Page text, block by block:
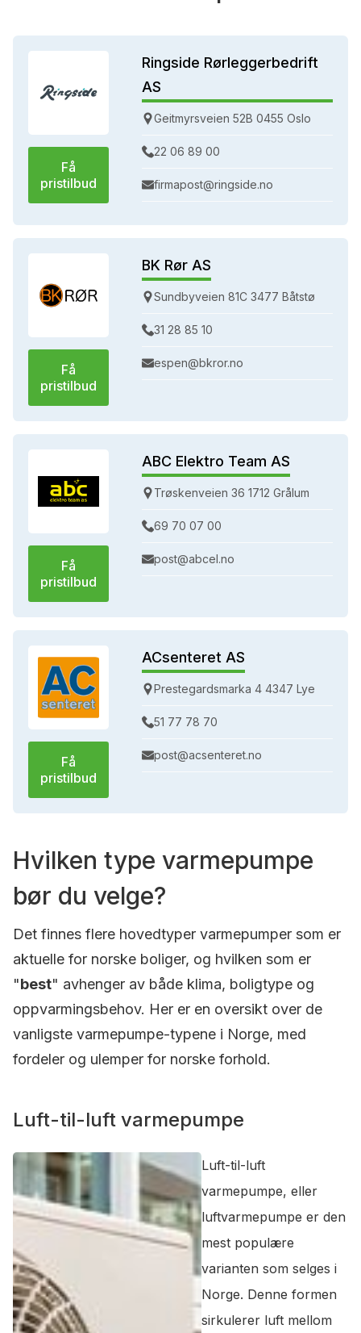
Få
pristilbud
Ringside Rørleggerbedrift
AS
Geitmyrsveien 52B 0455 Oslo
22 06 89 00
firmapost@ringside.no
Få
pristilbud
BK Rør AS
Sundbyveien 81C 3477 Båtstø
31 28 85 10
espen@bkror.no
Få
pristilbud
ABC Elektro Team AS
Trøskenveien 36 1712 Grålum
69 70 07 00
post@abcel.no
Få
pristilbud
ACsenteret AS
Prestegardsmarka 4 4347 Lye
51 77 78 70
post@acsenteret.no
Hvilken type varmepumpe
bør du velge?
Det finnes flere hovedtyper varmepumper som er
aktuelle for norske boliger, og hvilken som er
"best" avhenger av både klima, boligtype og
oppvarmingsbehov. Her er en oversikt over de
vanligste varmepumpe-typene i Norge, med
fordeler og ulemper for norske forhold.
Luft-til-luft varmepumpe
Luft-til-luft
varmepumpe, eller
luftvarmepumpe er den
mest populære
varianten som selges i
Norge. Denne formen
sirkulerer luft mellom